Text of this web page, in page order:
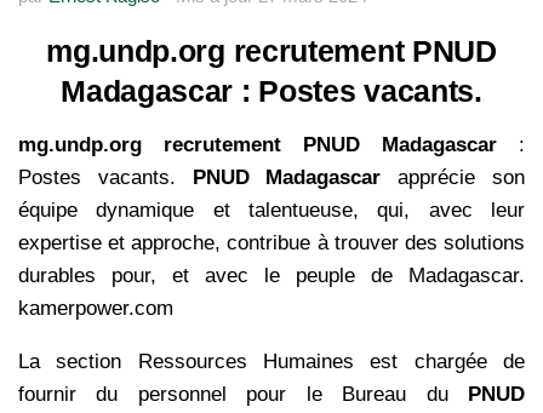
mg.undp.org recrutement PNUD
Madagascar : Postes vacants.
mg.undp.org recrutement PNUD Madagascar :
Postes vacants. PNUD Madagascar apprécie son
équipe dynamique et talentueuse, qui, avec leur
expertise et approche, contribue à trouver des solutions
durables pour, et avec le peuple de Madagascar.
kamerpower.com
La section Ressources Humaines est chargée de
fournir du personnel pour le Bureau du PNUD